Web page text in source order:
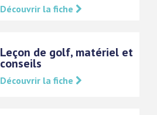
Découvrir la fiche
Leçon de golf, matériel et
conseils
Découvrir la fiche